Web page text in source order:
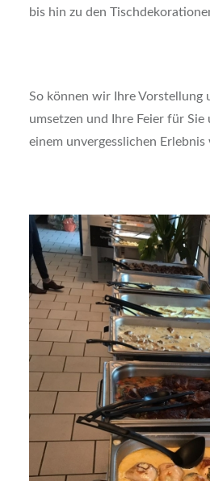
bis hin zu den
So können wir Ihre Vorstellung
umsetzen und Ihre Feier für Sie
einem unvergesslichen Erlebnis